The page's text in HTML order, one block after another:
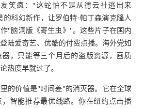
笑疯："这蛇怕不是从德云社逃出来
的科幻新作，让罗伯特·帕丁森演克隆人
"脑洞版《寄生虫》"。这些片子在国内
陆爱奇艺、优酷的付费点播。海外党如
器，只能等三个月后的盗版资源，画质
热度早就过了。
的价值是"时间差"的消灭器。它在全球
智能推荐最优线路。你在纽约点击播